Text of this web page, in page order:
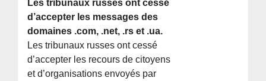
Les tribunaux russes ont cessé
d’accepter les messages des
domaines .com, .net, .rs et .ua.
Les tribunaux russes ont cessé
d’accepter les recours de citoyens
et d’organisations envoyés par